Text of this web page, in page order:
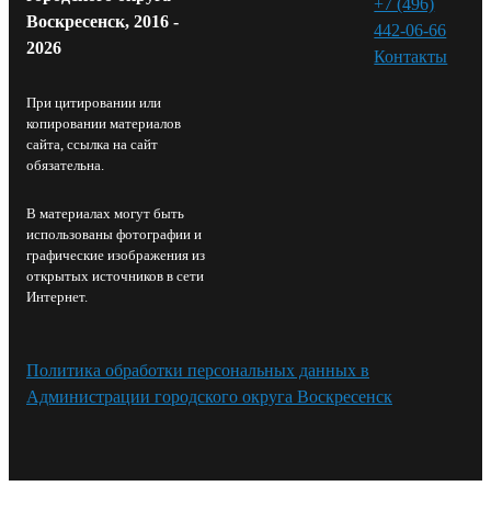
Воскресенск, 2016 -
2026
При цитировании или
копировании материалов
сайта, ссылка на сайт
обязательна.
В материалах могут быть
использованы фотографии и
графические изображения из
открытых источников в сети
Интернет.
442-06-66
Контакты⁠
Политика обработки персональных данных в
Администрации городского округа Воскресенск